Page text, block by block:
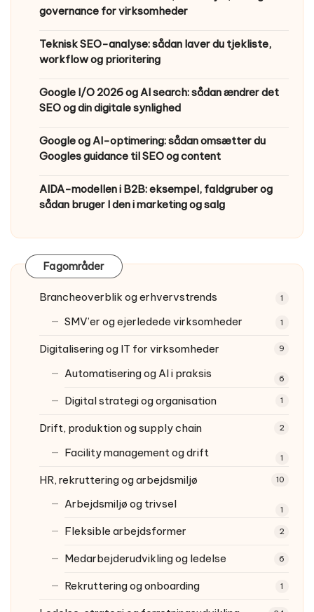
governance for virksomheder
Teknisk SEO-analyse: sådan laver du tjekliste,
workflow og prioritering
Google I/O 2026 og AI search: sådan ændrer det
SEO og din digitale synlighed
Google og AI-optimering: sådan omsætter du
Googles guidance til SEO og content
AIDA-modellen i B2B: eksempel, faldgruber og
sådan bruger I den i marketing og salg
Fagområder
Brancheoverblik og erhvervstrends 1
SMV’er og ejerledede virksomheder 1
Digitalisering og IT for virksomheder 9
Automatisering og AI i praksis 6
Digital strategi og organisation 1
Drift, produktion og supply chain 2
Facility management og drift 1
HR, rekruttering og arbejdsmiljø 10
Arbejdsmiljø og trivsel 1
Fleksible arbejdsformer 2
Medarbejderudvikling og ledelse 6
Rekruttering og onboarding 1